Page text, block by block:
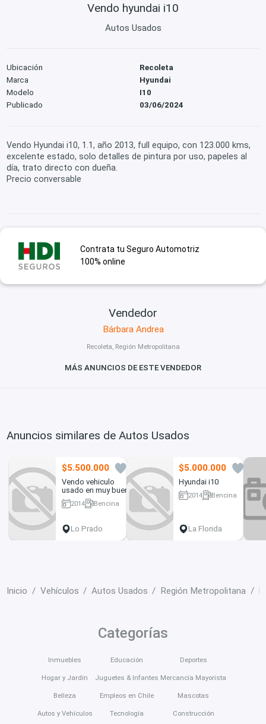
Vendo hyundai i10
Autos Usados
Ubicación
Recoleta
Marca
Hyundai
Modelo
I10
Publicado
03/06/2024
Vendo Hyundai i10, 1.1, año 2013, full equipo, con 123.000 kms,
excelente estado, solo detalles de pintura por uso, papeles al
día, trato directo con dueña.
Precio conversable
Contrata tu Seguro Automotriz
100% online
Vendedor
Bárbara Andrea
Recoleta, Región Metropolitana
MÁS ANUNCIOS DE ESTE VENDEDOR
Anuncios similares de Autos Usados
$5.500.000
24
Vendo vehiculo
usado en muy buen
estado
2014
Bencina
Lo Prado
$5.000.000
Hyundai i10
2014
Bencina
La Florida
Inicio Vehículos Autos Usados Región Metropolitana
Categorías
Inmuebles
Hogar y Jardín
Belleza
Autos y Vehículos
Educación
Juguetes & Infantes
Empleos en Chile
Tecnología
Deportes
Mercancía Mayorista
Mascotas
Construcción